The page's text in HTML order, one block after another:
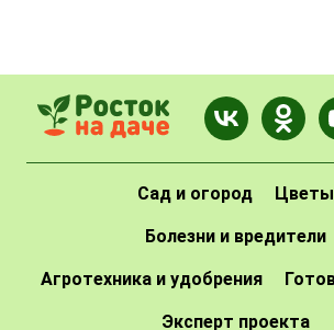
Сад и огород Цветы
Болезни и вредители
Агротехника и удобрения
Эксперт проекта